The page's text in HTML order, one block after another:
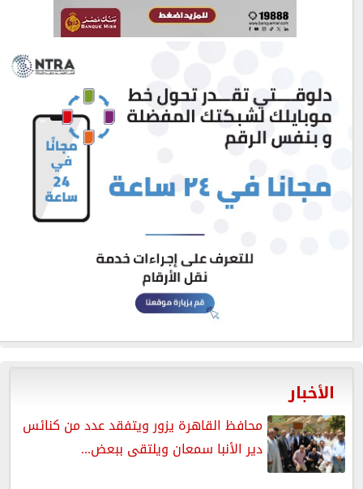
الأخبار
محافظ القاهرة يزور ويتفقد عدد من كنائس
دير الأنبا سمعان ويلتقى ببعض...